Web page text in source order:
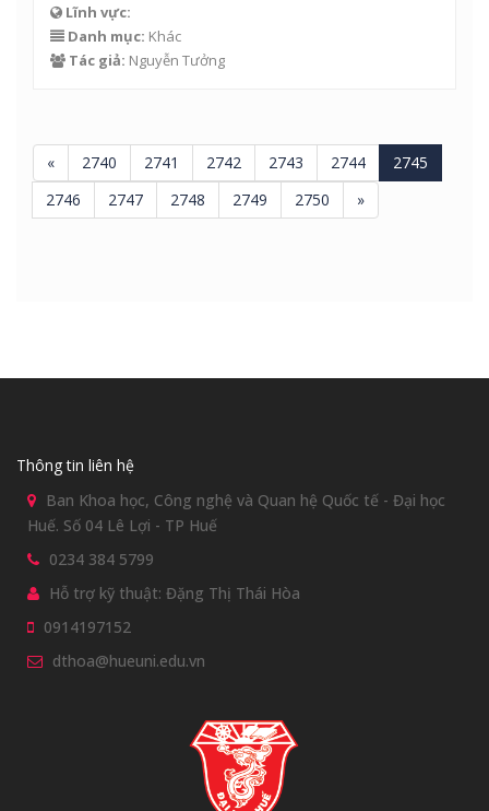
Lĩnh vực:
Danh mục: Khác
Tác giả: Nguyễn Tưởng
« 2740 2741 2742 2743 2744
2745
2746
2747 2748 2749 2750 »
Thông tin liên hệ
Ban Khoa học, Công nghệ và Quan hệ Quốc tế - Đại học
Huế. Số 04 Lê Lợi - TP Huế
0234 384 5799
Hỗ trợ kỹ thuật: Đặng Thị Thái Hòa
0914197152
dthoa@hueuni.edu.vn